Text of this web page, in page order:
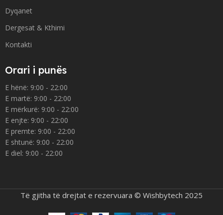
Dyqanet
Dergesat & Kthimi
Kontakti
Orari i punës
E hënë: 9:00 - 22:00
E martë: 9:00 - 22:00
E mërkurë: 9:00 - 22:00
E enjte: 9:00 - 22:00
E premte: 9:00 - 22:00
E shtunë: 9:00 - 22:00
E diel: 9:00 - 22:00
Të gjitha të drejtat e rezervuara © Wishbytech 2025